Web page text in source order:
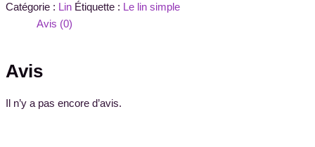
Catégorie : Lin Étiquette : Le lin simple
Avis (0)
Avis
Il n’y a pas encore d’avis.